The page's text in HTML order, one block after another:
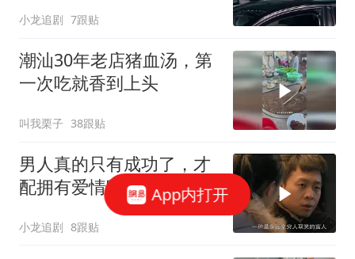
小龙追剧 7跟贴
潮汕30年老店猪血汤，第
一次吃就香到上头
叫我栗子 38跟贴
男人真的只有成功了，才
配拥有爱情吗？
小龙追剧 8跟贴
App内打开